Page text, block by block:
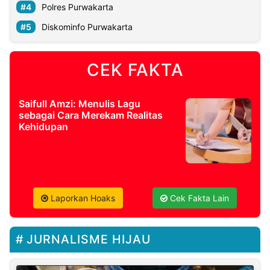
Polres Purwakarta
Diskominfo Purwakarta
CEK FAKTA
Saifull Amzi: Menulis Lagu
sebagai Cara Merekam Realitas
Kehidupan
Laporkan Hoaks Cek Fakta Lain
JURNALISME HIJAU